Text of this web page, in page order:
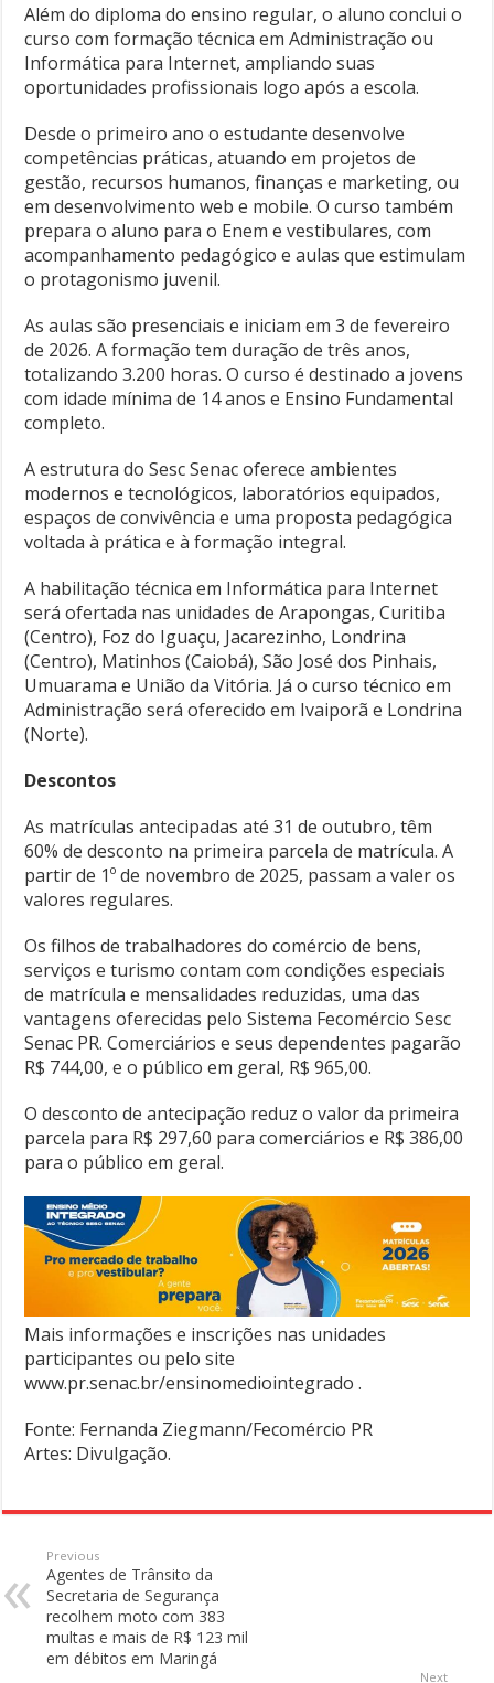
Além do diploma do ensino regular, o aluno conclui o
curso com formação técnica em Administração ou
Informática para Internet, ampliando suas
oportunidades profissionais logo após a escola.
Desde o primeiro ano o estudante desenvolve
competências práticas, atuando em projetos de
gestão, recursos humanos, finanças e marketing, ou
em desenvolvimento web e mobile. O curso também
prepara o aluno para o Enem e vestibulares, com
acompanhamento pedagógico e aulas que estimulam
o protagonismo juvenil.
As aulas são presenciais e iniciam em 3 de fevereiro
de 2026. A formação tem duração de três anos,
totalizando 3.200 horas. O curso é destinado a jovens
com idade mínima de 14 anos e Ensino Fundamental
completo.
A estrutura do Sesc Senac oferece ambientes
modernos e tecnológicos, laboratórios equipados,
espaços de convivência e uma proposta pedagógica
voltada à prática e à formação integral.
A habilitação técnica em Informática para Internet
será ofertada nas unidades de Arapongas, Curitiba
(Centro), Foz do Iguaçu, Jacarezinho, Londrina
(Centro), Matinhos (Caiobá), São José dos Pinhais,
Umuarama e União da Vitória. Já o curso técnico em
Administração será oferecido em Ivaiporã e Londrina
(Norte).
Descontos
As matrículas antecipadas até 31 de outubro, têm
60% de desconto na primeira parcela de matrícula. A
partir de 1º de novembro de 2025, passam a valer os
valores regulares.
Os filhos de trabalhadores do comércio de bens,
serviços e turismo contam com condições especiais
de matrícula e mensalidades reduzidas, uma das
vantagens oferecidas pelo Sistema Fecomércio Sesc
Senac PR. Comerciários e seus dependentes pagarão
R$ 744,00, e o público em geral, R$ 965,00.
O desconto de antecipação reduz o valor da primeira
parcela para R$ 297,60 para comerciários e R$ 386,00
para o público em geral.
Mais informações e inscrições nas unidades
participantes ou pelo site
www.pr.senac.br/ensinomediointegrado .
Fonte: Fernanda Ziegmann/Fecomércio PR
Artes: Divulgação.
Previous
Agentes de Trânsito da
Secretaria de Segurança
recolhem moto com 383
multas e mais de R$ 123 mil
em débitos em Maringá
Next